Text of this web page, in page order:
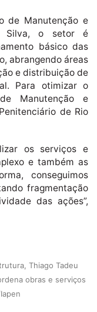
de Manutenção e
Silva, o setor é
básico das
abrangendo áreas
e distribuição de
Para otimizar o
Manutenção e
de Rio
os serviços e
e também as
conseguimos
fragmentação
das ações”,
Thiago Tadeu
obras e serviços